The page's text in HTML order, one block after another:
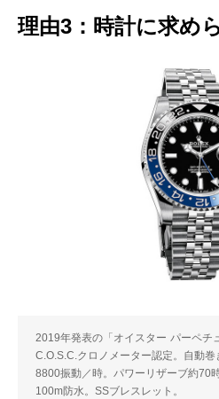
理由3：時計に求め
2019年発表の「オイスター パーペチ
C.O.S.C.クロノメーター認定。自動
8800振動／時。パワーリザーブ約70
100m防水。SSブレスレット。